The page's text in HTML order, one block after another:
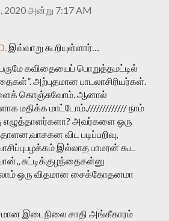
2020 அன்று 7:17 AM
இவ்வாறு கூறியுள்ளார்…
கவிதையைப் பொறுத்தமட்டில்
அற்புதமான பாடலாசிரியர்கள்.
கொஞ்சுவோம். ஆனால்
மதிக்க மாட்டோம்.///////////// நாம்
எழுத்தாளர்களா? அவர்களை ஒரு
விட படிப்பறிவு,
இல்லாத பாமரன் கூட
சுட்டிக்குழந்தைகள்னு
ஒரு விதமான சைக்கோதனமா
இடைநிலை சாதி அங்கீகாரம்